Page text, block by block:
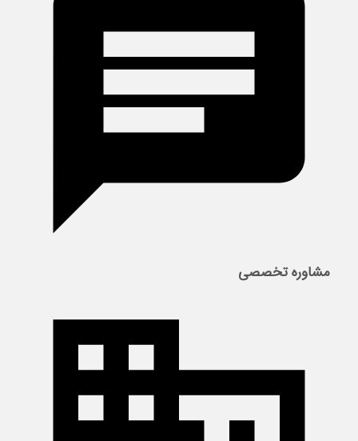
مشاوره تخصصی